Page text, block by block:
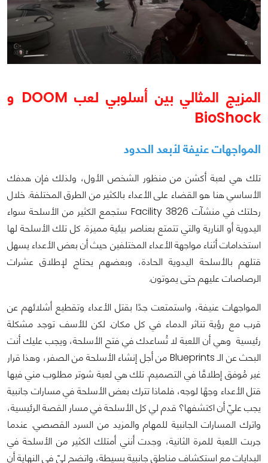
المزيج المثالي بين أسلوبي لعب DOOM و
BioShock
المواجهات عنيفة لأبعد الحدود
تلك هي لعبة أكشن من منظور الشخص الأول، ولذلك فإن هدفك
الأساسي هنا هو القضاء على الأعداء بالكثير من الطرق المختلفة. خلال
رحلتك في منشآت Facility 3826 ستجمع الكثير من الأسلحة سواء
اليدوية أو النارية والتي تتمتع بعناصر بيئية مميزة. كل تلك الأسلحة لها
استخدامات أثناء مواجهة الأعداء المختلفين حيث أن بعض الأعداء يسهل
قتلهم بالأسلحة اليدوية الحادة، وبعضهم يحتاج لإطلاق عشرات
الرصاصات عليهم حتى يموتون.
المواجهات عنيفة، واستمتعت جدًا بقتل الأعداء وتقطيع أشلائهم عن
قرب مع رؤية تناثر الدماء في كل مكان. لكن للأسف توجد مشكلة
رئيسية وهي أن اللعبة لا تُساعدك في فتح الأسلحة، ويجب عليك أنت
البحث عن الـ Blueprints من أجل إنشاء الأسلحة من الصفر، وهذا قرار
غير مُوفق إطلاقًا في التصميم. تلك هي لعبة شوتر مطلوب مني فيها
قتل الأعداء وجهًا لوجه، فلماذا تترك بعض الأسلحة في مسارات جانبية
يجب عليّ أن اكتشفها؟ قدم لي كل الأسلحة في مسار القصة الرئيسية،
واترك المسارات الجانبية للمهام والمزيد من السرد القصصي. عندما
جربت اللعبة للمرة الثانية، وجدت أنني أمتلك الكثير من الأسلحة في
البدايات مع استكشاف مناطق جانبية بسيطة، واتضح ليّ في النهاية أن